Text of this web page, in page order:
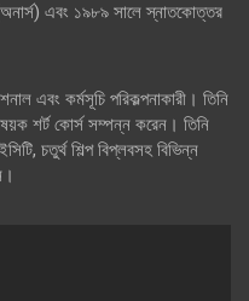
এবং ১৯৮৯ সালে স্নাতকোত্তর
এবং কর্মসূচি পরিকল্পনাকারী। তিনি
শর্ট কোর্স সম্পন্ন করেন। তিনি
চতুর্থ শিল্প বিপ্লবসহ বিভিন্ন